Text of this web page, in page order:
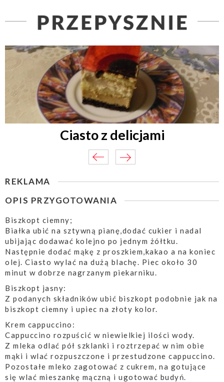
Ciasto z delicjami
REKLAMA
OPIS PRZYGOTOWANIA
Biszkopt ciemny;
Białka ubić na sztywną pianę,dodać cukier i nadal
ubijając dodawać kolejno po jednym żółtku.
Następnie dodać mąkę z proszkiem,kakao a na koniec
olej. Ciasto wylać na dużą blachę. Piec około 30
minut w dobrze nagrzanym piekarniku.
Biszkopt jasny:
Z podanych składników ubić biszkopt podobnie jak na
biszkopt ciemny i upiec na złoty kolor.
Krem cappuccino:
Cappuccino rozpuścić w niewielkiej ilości wody.
Z mleka odlać pół szklanki i roztrzepać w nim obie
mąki i wlać rozpuszczone i przestudzone cappuccino.
Pozostałe mleko zagotować z cukrem, na gotujące
się wlać mieszankę mączną i ugotować budyń.